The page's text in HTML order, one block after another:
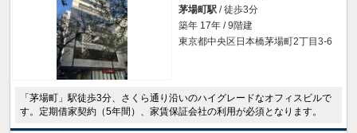
茅場町駅 / 徒歩3分
築年 17年 / 9階建
東京都中央区日本橋茅場町2丁目3-6
「茅場町」駅徒歩3分、さくら通り沿いのハイグレードなオフィスビルで
す。定期借家契約（5年間）、家賃保証会社の利用が必須となります。